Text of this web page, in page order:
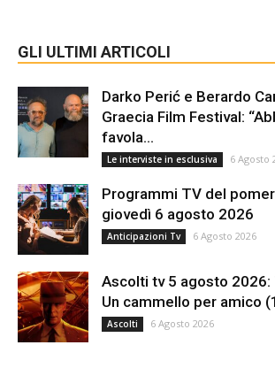
GLI ULTIMI ARTICOLI
Darko Perić e Berardo
Graecia Film Festival:
favola...
Le interviste in esclusiva 6 Agosto
Programmi TV del
giovedì 6 agosto 2026
Anticipazioni Tv 6 Agosto 2026
Ascolti tv 5 agosto 2026:
Un cammello per amico
Ascolti 6 Agosto 2026